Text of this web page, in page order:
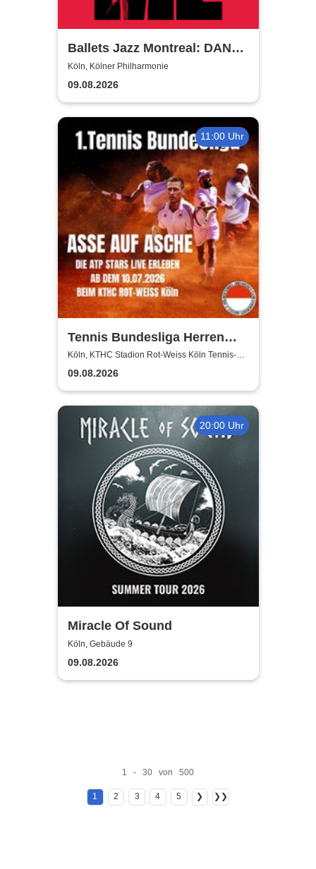
Ballets Jazz Montreal: DANCE
ME
Köln, Kölner Philharmonie
09.08.2026
11:00 Uhr
Tennis Bundesliga Herren
2026 – Heimspiele beim KTHC
Stadion Rot-Weiss
Köln, KTHC Stadion Rot-Weiss Köln Tennis-
und Hockeyclub
09.08.2026
20:00 Uhr
Miracle Of Sound
Köln, Gebäude 9
09.08.2026
1 - 30 von 500
1 2 3 4 5 ❯ ❯❯